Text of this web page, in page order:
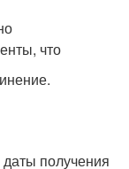
что
получения